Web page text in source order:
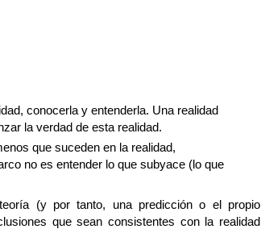
conocerla y entenderla. Una realidad
la verdad de esta realidad.
que suceden en la realidad,
no es entender lo que subyace (lo que
(y por tanto, una predicción o el propio
que sean consistentes con la realidad